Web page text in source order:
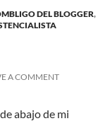
DEL BLOGGER,
A COMMENT
abajo de mi